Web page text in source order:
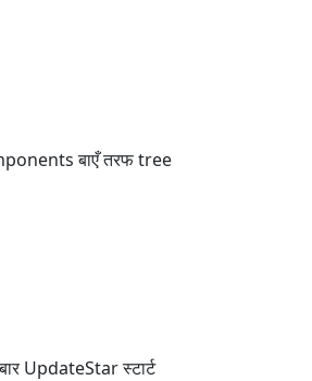
बाएँ तरफ tree
UpdateStar स्टार्ट